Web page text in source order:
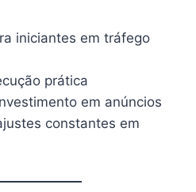
iniciantes em tráfego
prática
em anúncios
constantes em